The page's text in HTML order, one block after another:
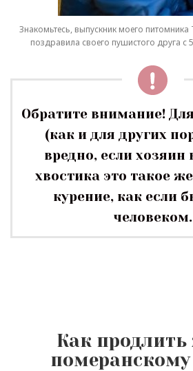
Знакомьтесь, выпускник моего
поздравила своего пушистого друга
Обратите внимание!
(как и для других
вредно, если хозяин
хвостика это такое
курение, как если
человеком.
Как